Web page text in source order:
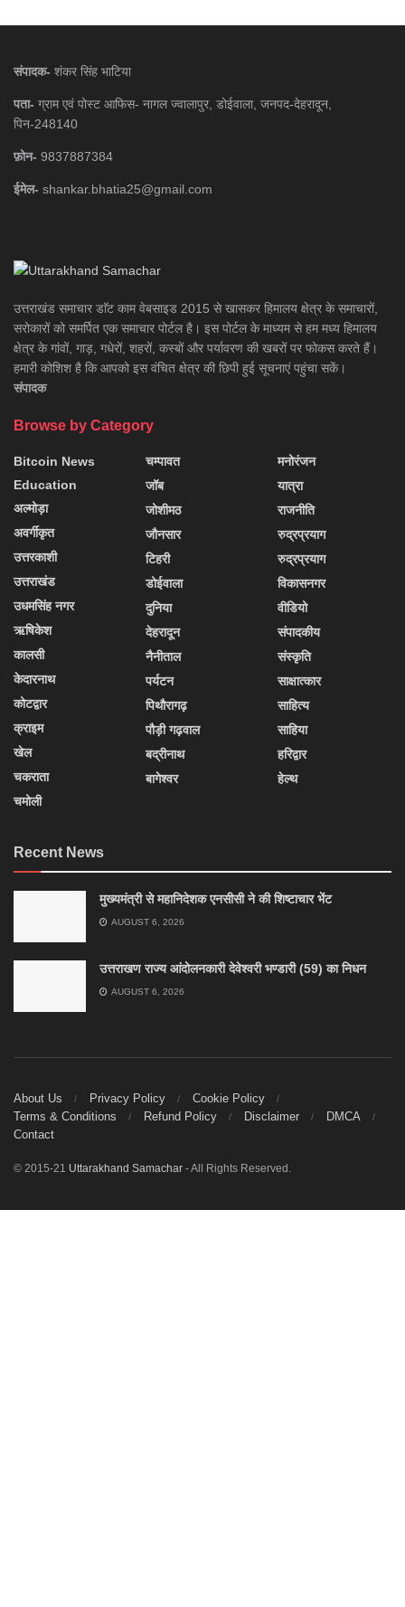
संपादक- शंकर सिंह भाटिया
पता- ग्राम एवं पोस्ट आफिस- नागल ज्वालापुर, डोईवाला, जनपद-देहरादून,
पिन-248140
फ़ोन- 9837887384
ईमेल- shankar.bhatia25@gmail.com
उत्तराखंड समाचार डाॅट काम वेबसाइड 2015 से खासकर हिमालय क्षेत्र के समाचारों,
सरोकारों को समर्पित एक समाचार पोर्टल है। इस पोर्टल के माध्यम से हम मध्य हिमालय
क्षेत्र के गांवों, गाड़, गधेरों, शहरों, कस्बों और पर्यावरण की खबरों पर फोकस करते हैं।
हमारी कोशिश है कि आपको इस वंचित क्षेत्र की छिपी हुई सूचनाएं पहुंचा सकें।
संपादक
Browse by Category
Bitcoin News
Education
अल्मोड़ा
अवर्गीकृत
उत्तरकाशी
उत्तराखंड
उधमसिंह नगर
ऋषिकेश
कालसी
केदारनाथ
कोटद्वार
क्राइम
खेल
चकराता
चमोली
चम्पावत
जॉब
जोशीमठ
जौनसार
टिहरी
डोईवाला
दुनिया
देहरादून
नैनीताल
पर्यटन
पिथौरागढ़
पौड़ी गढ़वाल
बद्रीनाथ
बागेश्वर
मनोरंजन
यात्रा
राजनीति
रुद्रप्रयाग
रुद्रप्रयाग
विकासनगर
वीडियो
संपादकीय
संस्कृति
साक्षात्कार
साहित्य
साहिया
हरिद्वार
हेल्थ
Recent News
मुख्यमंत्री से महानिदेशक एनसीसी ने की शिष्टाचार भेंट
AUGUST 6, 2026
उत्तराखण राज्य आंदोलनकारी देवेश्वरी भण्डारी (59) का निधन
AUGUST 6, 2026
About Us Privacy Policy
Cookie Policy
Terms & Conditions
Refund Policy Disclaimer
DMCA
Contact
© 2015-21 Uttarakhand Samachar - All Rights Reserved.